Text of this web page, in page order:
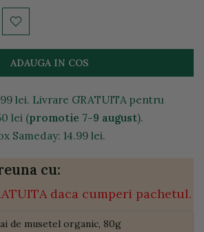
ADAUGA IN COS
lei. Livrare GRATUITA pentru
lei (promotie 7-9 august).
Sameday: 14.99 lei.
cu:
daca cumperi pachetul.
de musetel organic, 80g